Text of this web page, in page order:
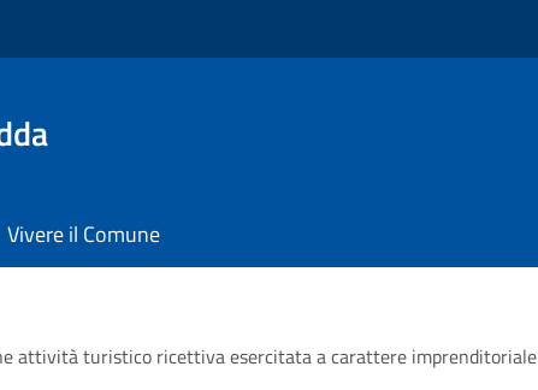
Vivere il Comune
attività turistico ricettiva esercitata a carattere imprenditoriale